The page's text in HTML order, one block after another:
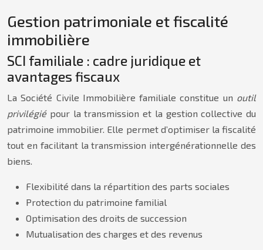
Gestion patrimoniale et fiscalité
immobilière
SCI familiale : cadre juridique et
avantages fiscaux
La Société Civile Immobilière familiale constitue un outil
privilégié pour la transmission et la gestion collective du
patrimoine immobilier. Elle permet d’optimiser la fiscalité
tout en facilitant la transmission intergénérationnelle des
biens.
Flexibilité dans la répartition des parts sociales
Protection du patrimoine familial
Optimisation des droits de succession
Mutualisation des charges et des revenus